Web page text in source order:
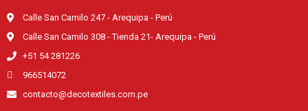
Calle San Camilo 247 - Arequipa - Perú
Calle San Camilo 308 - Tienda 21- Arequipa - Perú
+51 54 281226
966514072
contacto@decotextiles.com.pe